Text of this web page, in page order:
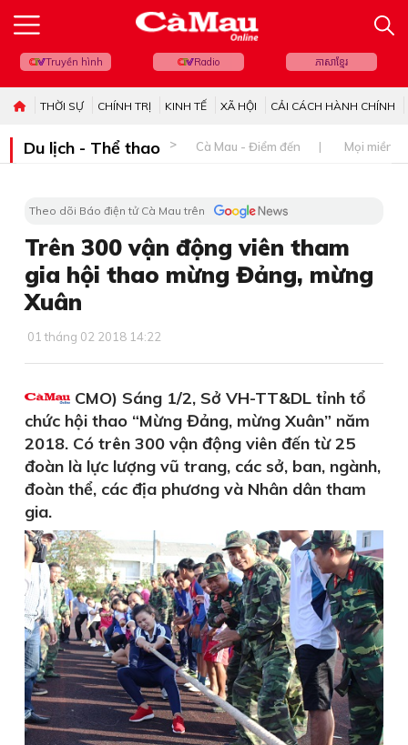
Truyền hình Radio ភាសាខ្មែរ
THỜI SỰ CHÍNH TRỊ KINH TẾ XÃ HỘI CẢI CÁCH HÀNH CHÍNH
Du lịch - Thể thao Cà Mau - Điểm đến Mọi miền
Theo dõi Báo điện tử Cà Mau trên
Trên 300 vận động viên tham
gia hội thao mừng Đảng, mừng
Xuân
01 tháng 02 2018 14:22
CMO) Sáng 1/2, Sở VH-TT&DL tỉnh tổ
chức hội thao “Mừng Đảng, mừng Xuân” năm
2018. Có trên 300 vận động viên đến từ 25
đoàn là lực lượng vũ trang, các sở, ban, ngành,
đoàn thể, các địa phương và Nhân dân tham
gia.